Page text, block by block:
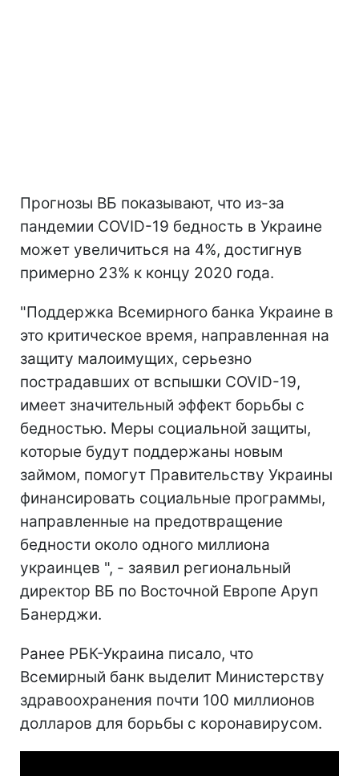
Прогнозы ВБ показывают, что из-за
пандемии COVID-19 бедность в Украине
может увеличиться на 4%, достигнув
примерно 23% к концу 2020 года.
"Поддержка Всемирного банка Украине в
это критическое время, направленная на
защиту малоимущих, серьезно
пострадавших от вспышки COVID-19,
имеет значительный эффект борьбы с
бедностью. Меры социальной защиты,
которые будут поддержаны новым
займом, помогут Правительству Украины
финансировать социальные программы,
направленные на предотвращение
бедности около одного миллиона
украинцев ", - заявил региональный
директор ВБ по Восточной Европе Аруп
Банерджи.
Ранее РБК-Украина писало, что
Всемирный банк выделит Министерству
здравоохранения почти 100 миллионов
долларов для борьбы с коронавирусом.